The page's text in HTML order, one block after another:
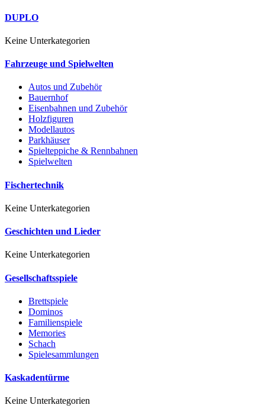
DUPLO
Keine Unterkategorien
Fahrzeuge und Spielwelten
Autos und Zubehör
Bauernhof
Eisenbahnen und Zubehör
Holzfiguren
Modellautos
Parkhäuser
Spielteppiche & Rennbahnen
Spielwelten
Fischertechnik
Keine Unterkategorien
Geschichten und Lieder
Keine Unterkategorien
Gesellschaftsspiele
Brettspiele
Dominos
Familienspiele
Memories
Schach
Spielesammlungen
Kaskadentürme
Keine Unterkategorien